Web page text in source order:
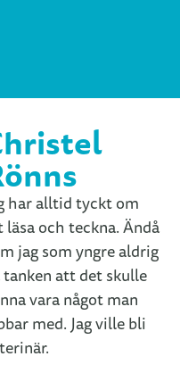
har alltid tyckt om
läsa och teckna. Ändå
jag som yngre aldrig
tanken att det skulle
vara något man
med. Jag ville bli